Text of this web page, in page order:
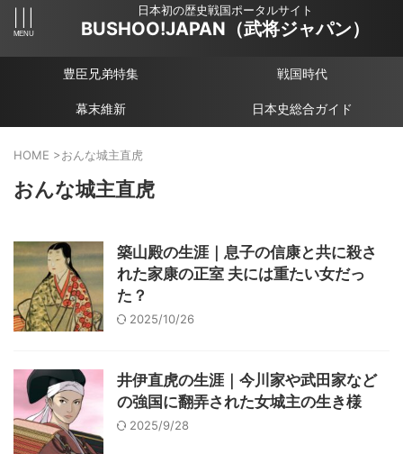
日本初の歴史戦国ポータルサイト
BUSHOO!JAPAN（武将ジャパン）
豊臣兄弟特集 戦国時代
幕末維新 日本史総合ガイド
HOME >おんな城主直虎
おんな城主直虎
築山殿の生涯｜息子の信康と共に殺さ
れた家康の正室 夫には重たい女だっ
た？
2025/10/26
井伊直虎の生涯｜今川家や武田家など
の強国に翻弄された女城主の生き様
2025/9/28